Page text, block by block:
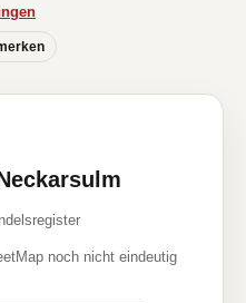
noch nicht eindeutig